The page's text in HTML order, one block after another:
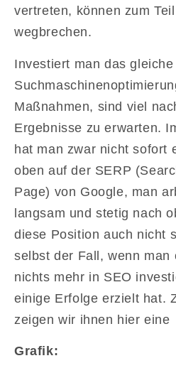
vertreten, können zum
wegbrechen.
Investiert man das
Maßnahmen, sind viel
Ergebnisse zu erwarten.
hat man zwar nicht sofort
oben auf der SERP
Page) von Google, man
langsam und stetig nach
diese Position auch nicht
selbst der Fall, wenn man
nichts mehr in SEO
einige Erfolge erzielt hat.
zeigen wir ihnen hier eine
Grafik: